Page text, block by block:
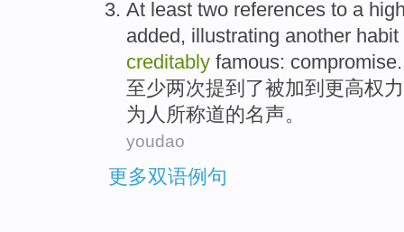
At least two references to a
added, illustrating another
creditably famous: compromise.
至少两次提到 了被加到 更高权力
为人 所称道的名声。
youdao
更多双语例句